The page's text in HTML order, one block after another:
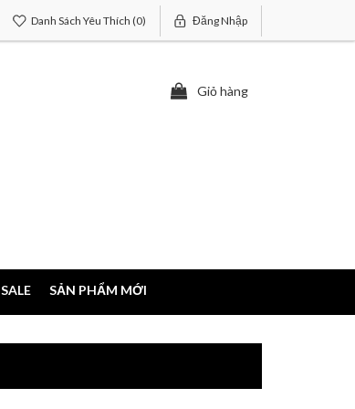
Danh Sách Yêu Thích (0) Đăng Nhập
Giỏ hàng
SALE SẢN PHẨM MỚI